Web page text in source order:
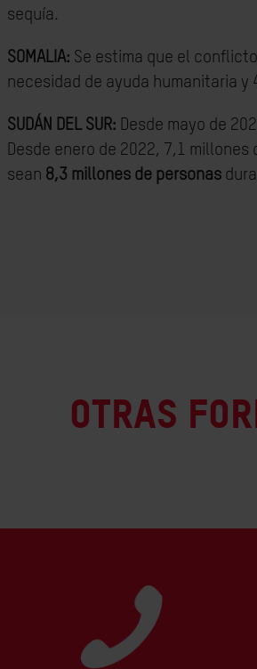
sequía.
SOMALIA: Se estima que el
necesidad de ayuda humanitaria y
SUDÁN DEL SUR: Desde mayo de
Desde enero de 2022, 7,1
sean 8,3 millones de personas
Otras